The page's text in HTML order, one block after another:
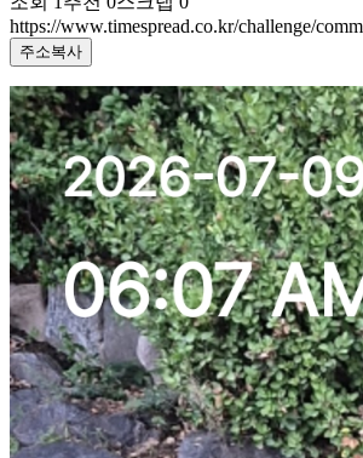
https://www.timespread.co.kr/challenge/
주소복사